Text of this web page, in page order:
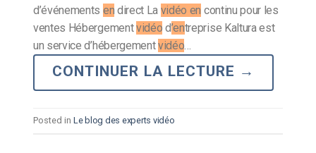
d’événements en direct La vidéo en continu pour les
ventes Hébergementvidéo d’entreprise Kaltura est
un service d’hébergementvidéo…
CONTINUER LA LECTURE →
Posted in Le blog des experts vidéo